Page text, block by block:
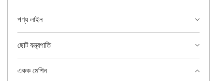
পণ্য লাইন
ছোট যন্ত্রপাতি
একক মেশিন